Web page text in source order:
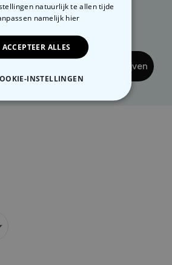
voor onzeNIEUWSBRIEF:
... en inschrijven
natuurlijk te allen tijde
namelijk hier
ACCEPTEER ALLES
INSTELLINGEN